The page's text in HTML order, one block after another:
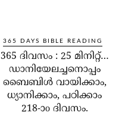
365 DAYS BIBLE READING
365 ദിവസം : 25 മിനിറ്റ്…
ഡാനിയേലച്ചനൊപ്പം
ബൈബിൾ വായിക്കാം,
ധ്യാനിക്കാം, പഠിക്കാം
218-ാo ദിവസം.